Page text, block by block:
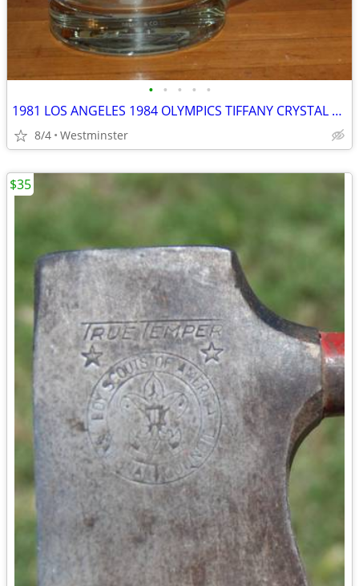
• • • • •
1981 LOS ANGELES 1984 OLYMPICS TIFFANY CRYSTAL MUG ABC EXEC GIFT
8/4 Westminster
$35